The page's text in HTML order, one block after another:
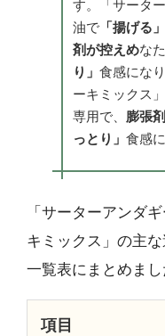
す。「サータ
油で「揚げる」
剤が控えめなた
り」 食感にな
ーキミックス
専用で、 膨張
っとり」 食感
「サーターアンダ
キミックス」の主
一覧表にまとめまし
項目